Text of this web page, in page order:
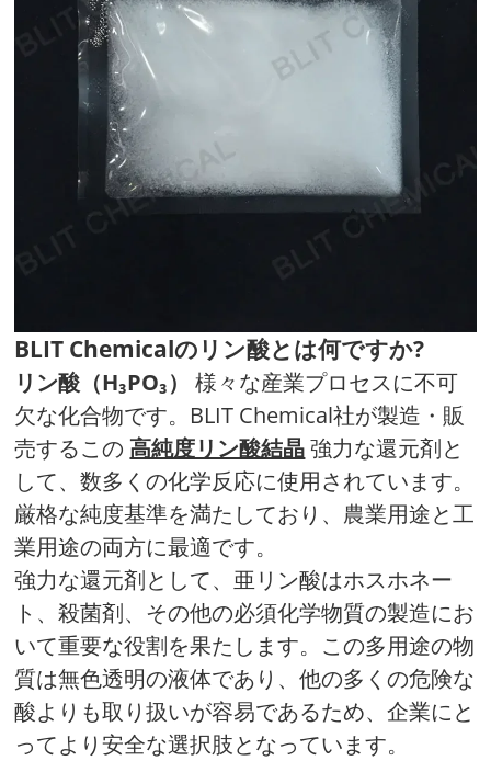
BLIT Chemicalのリン酸とは何ですか?
リン酸（H₃PO₃）
様々な産業プロセスに不可
欠な化合物です。BLIT Chemical社が製造・販
売するこの高純度リン酸結晶強力な還元剤と
して、数多くの化学反応に使用されています。
厳格な純度基準を満たしており、農業用途と工
業用途の両方に最適です。
強力な還元剤として、亜リン酸はホスホネー
ト、殺菌剤、その他の必須化学物質の製造にお
いて重要な役割を果たします。この多用途の物
質は無色透明の液体であり、他の多くの危険な
酸よりも取り扱いが容易であるため、企業にと
ってより安全な選択肢となっています。